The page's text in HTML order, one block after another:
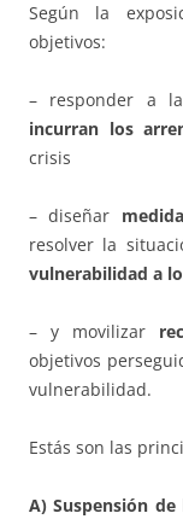
Según la
objetivos:
– responder a
incurran los
crisis
– diseñar
resolver la
vulnerabilidad a
– y movilizar
objetivos
vulnerabilidad.
Estás son las
A) Suspensión